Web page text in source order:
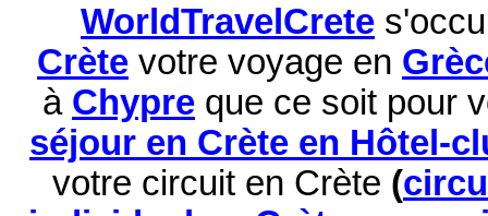
WorldTravelCrete
Crète votre voyage en
à Chypre que ce soit pour
séjour en Crète en Hôtel-
votre circuit en Crète (